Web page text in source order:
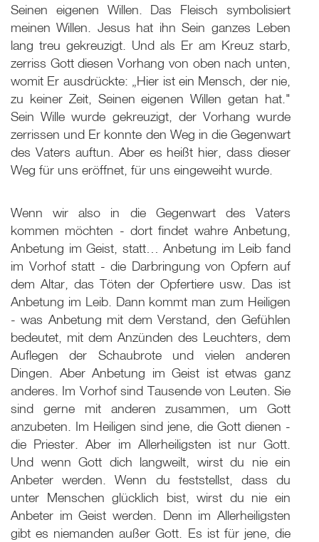
Seinen eigenen Willen. Das Fleisch symbolisiert
meinen Willen. Jesus hat ihn Sein ganzes Leben
lang treu gekreuzigt. Und als Er am Kreuz starb,
zerriss Gott diesen Vorhang von oben nach unten,
womit Er ausdrückte: „Hier ist ein Mensch, der nie,
zu keiner Zeit, Seinen eigenen Willen getan hat."
Sein Wille wurde gekreuzigt, der Vorhang wurde
zerrissen und Er konnte den Weg in die Gegenwart
des Vaters auftun. Aber es heißt hier, dass dieser
Weg für uns eröffnet, für uns eingeweiht wurde.
Wenn wir also in die Gegenwart des Vaters
kommen möchten - dort findet wahre Anbetung,
Anbetung im Geist, statt… Anbetung im Leib fand
im Vorhof statt - die Darbringung von Opfern auf
dem Altar, das Töten der Opfertiere usw. Das ist
Anbetung im Leib. Dann kommt man zum Heiligen
- was Anbetung mit dem Verstand, den Gefühlen
bedeutet, mit dem Anzünden des Leuchters, dem
Auflegen der Schaubrote und vielen anderen
Dingen. Aber Anbetung im Geist ist etwas ganz
anderes. Im Vorhof sind Tausende von Leuten. Sie
sind gerne mit anderen zusammen, um Gott
anzubeten. Im Heiligen sind jene, die Gott dienen -
die Priester. Aber im Allerheiligsten ist nur Gott.
Und wenn Gott dich langweilt, wirst du nie ein
Anbeter werden. Wenn du feststellst, dass du
unter Menschen glücklich bist, wirst du nie ein
Anbeter im Geist werden. Denn im Allerheiligsten
gibt es niemanden außer Gott. Es ist für jene, die